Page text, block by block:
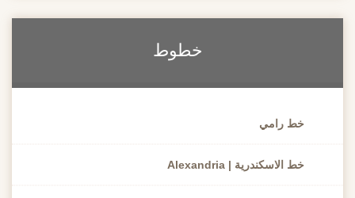
خطوط
خط رامي
خط الاسكندرية | Alexandria